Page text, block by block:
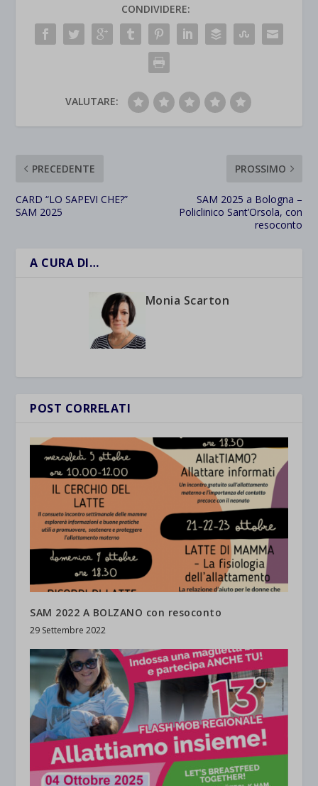
CONDIVIDERE:
VALUTARE:
PRECEDENTE
CARD “LO SAPEVI CHE?”
SAM 2025
PROSSIMO
SAM 2025 a Bologna –
Policlinico Sant’Orsola, con
resoconto
A CURA DI…
Monia Scarton
POST CORRELATI
SAM 2022 A BOLZANO con resoconto
29 Settembre 2022